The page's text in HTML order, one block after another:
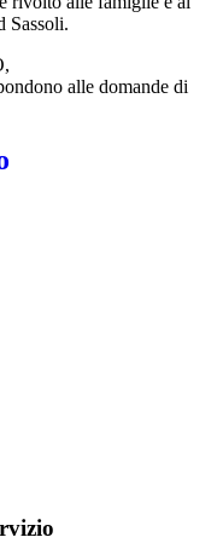
Sassoli.
alle domande di